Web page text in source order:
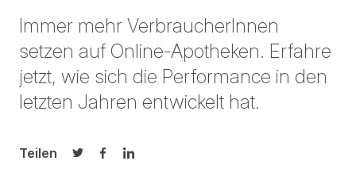
Immer mehr VerbraucherInnen
setzen auf Online-Apotheken. Erfahre
jetzt, wie sich die Performance in den
letzten Jahren entwickelt hat.
Teilen
Auf Twitter teilen
Auf Facebook teilen
Auf LinkedIn teilen